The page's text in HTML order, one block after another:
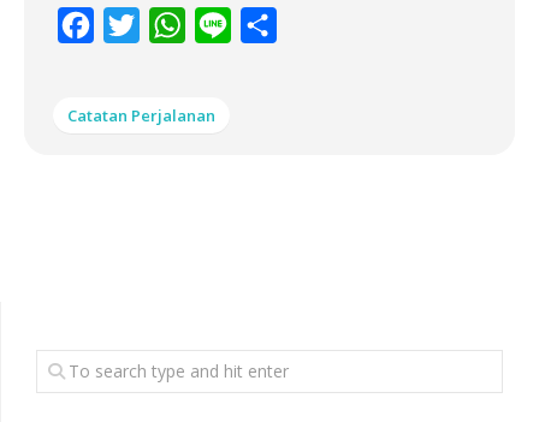
Facebook
Twitter WhatsApp
Line
Catatan Perjalanan